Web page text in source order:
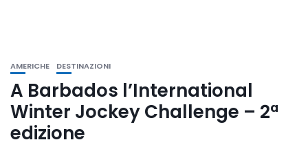
AMERICHE DESTINAZIONI
A Barbados l’International
Winter Jockey Challenge – 2ª
edizione